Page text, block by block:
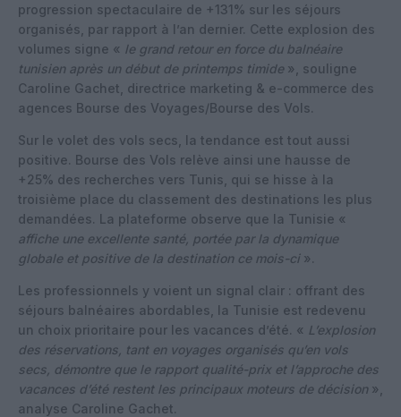
progression spectaculaire de +131% sur les séjours
organisés, par rapport à l’an dernier. Cette explosion des
volumes signe « le grand retour en force du balnéaire
tunisien après un début de printemps timide », souligne
Caroline Gachet, directrice marketing & e-commerce des
agences Bourse des Voyages/Bourse des Vols.
Sur le volet des vols secs, la tendance est tout aussi
positive. Bourse des Vols relève ainsi une hausse de
+25% des recherches vers Tunis, qui se hisse à la
troisième place du classement des destinations les plus
demandées. La plateforme observe que la Tunisie «
affiche une excellente santé, portée par la dynamique
globale et positive de la destination ce mois-ci».
Les professionnels y voient un signal clair : offrant des
séjours balnéaires abordables, la Tunisie est redevenu
un choix prioritaire pour les vacances d’été. « L’explosion
des réservations, tant en voyages organisés qu’en vols
secs, démontre que le rapport qualité-prix et l’approche des
vacances d’été restent les principaux moteurs de décision »,
analyse Caroline Gachet.